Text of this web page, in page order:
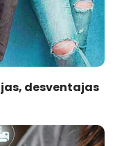
desventajas